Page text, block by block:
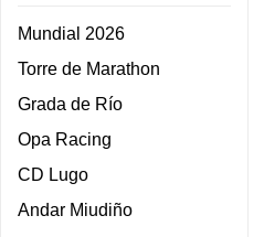
Mundial 2026
Torre de Marathon
Grada de Río
Opa Racing
CD Lugo
Andar Miudiño